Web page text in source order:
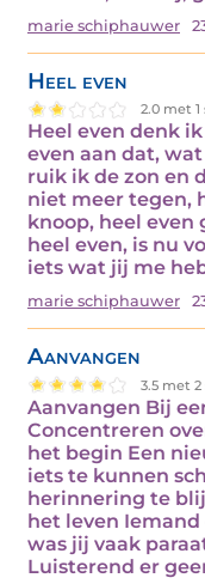
marie schiphauwer
Heel even
2.0 met
Heel even denk
even aan dat,
ruik ik de zon en
niet meer tegen,
knoop, heel
heel even, is nu
iets wat jij me
marie schiphauwer
Aanvangen
3.5 met
Aanvangen Bij
Concentreren
het begin Een
iets te kunnen
herinnering te
het leven
was jij vaak
Luisterend er